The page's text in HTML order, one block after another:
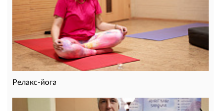
Релакс-йога